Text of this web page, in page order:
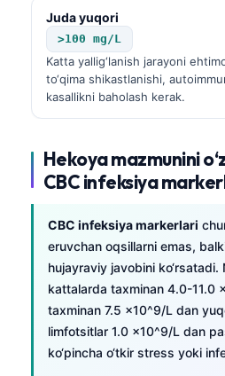
Juda yuqori
>100 mg/L
Katta yallig‘lanish jarayoni
to‘qima shikastlanishi,
kasallikni baholash kerak.
Hekoya mazmunini
CBC infeksiya
CBC infeksiya markerlari
eruvchan oqsillarni emas,
hujayraviy javobini ko‘rsatadi.
kattalarda taxminan 4.0-11.0
taxminan 7.5 x10^9/L dan
limfotsitlar 1.0 x10^9/L dan
ko‘pincha o‘tkir stress yoki